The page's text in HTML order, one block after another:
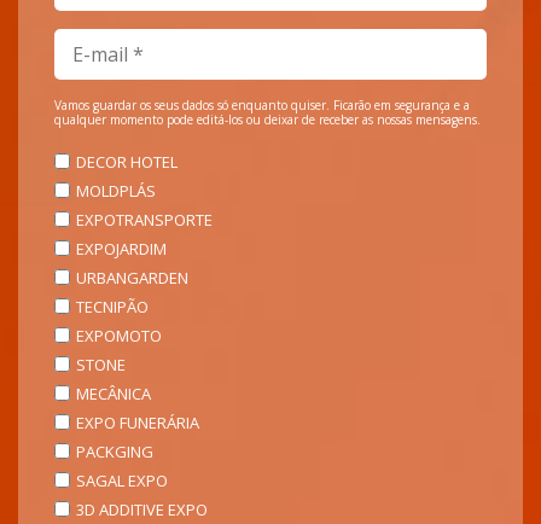
Vamos guardar os seus dados só enquanto quiser. Ficarão em segurança e a
qualquer momento pode editá-los ou deixar de receber as nossas mensagens.
DECOR HOTEL
MOLDPLÁS
EXPOTRANSPORTE
EXPOJARDIM
URBANGARDEN
TECNIPÃO
EXPOMOTO
STONE
MECÂNICA
EXPO FUNERÁRIA
PACKGING
SAGAL EXPO
3D ADDITIVE EXPO